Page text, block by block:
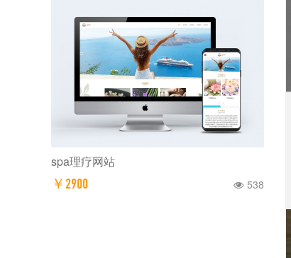
spa理疗网站
￥2900 538